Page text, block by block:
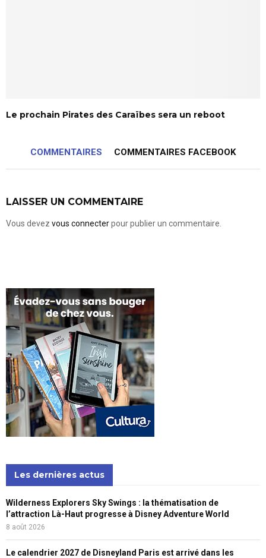
Le prochain Pirates des Caraïbes sera un reboot
COMMENTAIRES COMMENTAIRES FACEBOOK
LAISSER UN COMMENTAIRE
Vous devez vous connecterpour publier un commentaire.
Les dernières actus
Wilderness Explorers Sky Swings : la thématisation de
l’attraction Là-Haut progresse à Disney Adventure World
8 août 2026
Le calendrier 2027 de Disneyland Paris est arrivé dans les